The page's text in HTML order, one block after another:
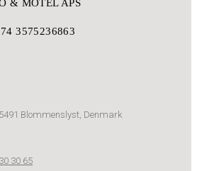
& MOTEL APS
3575236863
Blommenslyst, Denmark
30 65